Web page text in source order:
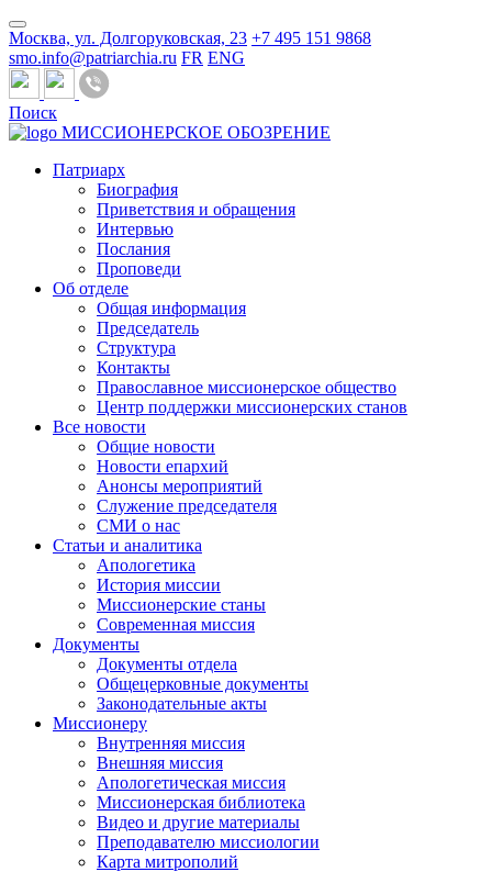
Москва, ул. Долгоруковская, 23 +7 495 151 9868
smo.info@patriarchia.ru FR ENG
Поиск
МИССИОНЕРСКОЕ ОБОЗРЕНИЕ
Патриарх
Биография
Приветствия и обращения
Интервью
Послания
Проповеди
Об отделе
Общая информация
Председатель
Структура
Контакты
Православное миссионерское общество
Центр поддержки миссионерских станов
Все новости
Общие новости
Новости епархий
Анонсы мероприятий
Служение председателя
СМИ о нас
Статьи и аналитика
Апологетика
История миссии
Миссионерские станы
Современная миссия
Документы
Документы отдела
Общецерковные документы
Законодательные акты
Миссионеру
Внутренняя миссия
Внешняя миссия
Апологетическая миссия
Миссионерская библиотека
Видео и другие материалы
Преподавателю миссиологии
Карта митрополий